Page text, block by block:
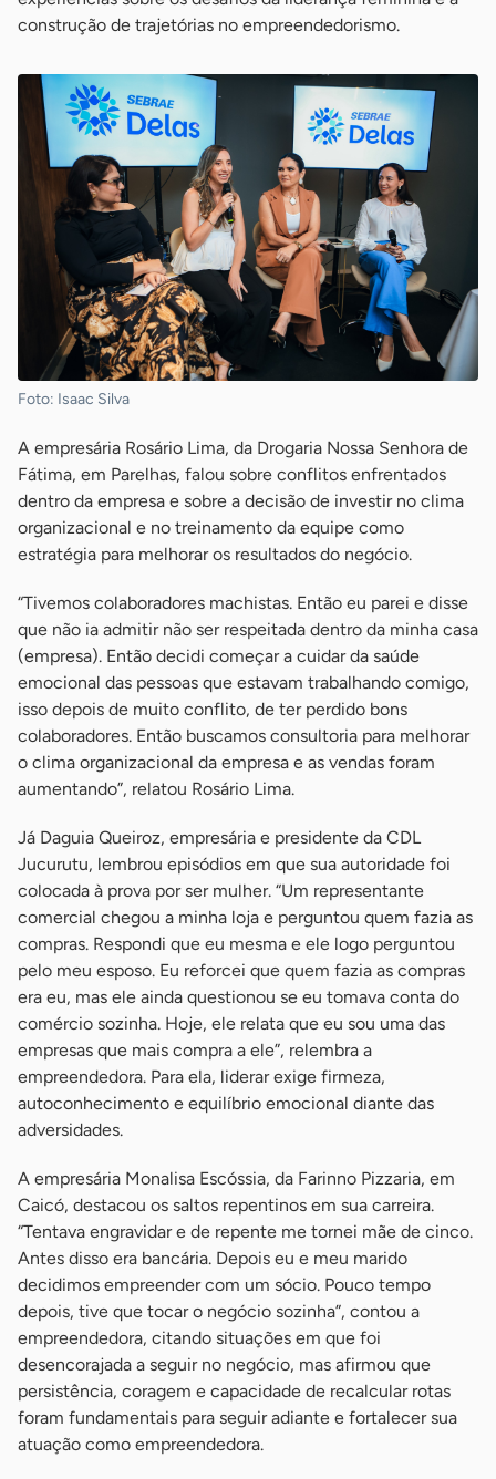
construção de trajetórias no empreendedorismo.
Foto: Isaac Silva
A empresária Rosário Lima, da Drogaria Nossa Senhora de
Fátima, em Parelhas, falou sobre conflitos enfrentados
dentro da empresa e sobre a decisão de investir no clima
organizacional e no treinamento da equipe como
estratégia para melhorar os resultados do negócio.
“Tivemos colaboradores machistas. Então eu parei e disse
que não ia admitir não ser respeitada dentro da minha casa
(empresa). Então decidi começar a cuidar da saúde
emocional das pessoas que estavam trabalhando comigo,
isso depois de muito conflito, de ter perdido bons
colaboradores. Então buscamos consultoria para melhorar
o clima organizacional da empresa e as vendas foram
aumentando”, relatou Rosário Lima.
Já Daguia Queiroz, empresária e presidente da CDL
Jucurutu, lembrou episódios em que sua autoridade foi
colocada à prova por ser mulher. “Um representante
comercial chegou a minha loja e perguntou quem fazia as
compras. Respondi que eu mesma e ele logo perguntou
pelo meu esposo. Eu reforcei que quem fazia as compras
era eu, mas ele ainda questionou se eu tomava conta do
comércio sozinha. Hoje, ele relata que eu sou uma das
empresas que mais compra a ele”, relembra a
empreendedora. Para ela, liderar exige firmeza,
autoconhecimento e equilíbrio emocional diante das
adversidades.
A empresária Monalisa Escóssia, da Farinno Pizzaria, em
Caicó, destacou os saltos repentinos em sua carreira.
“Tentava engravidar e de repente me tornei mãe de cinco.
Antes disso era bancária. Depois eu e meu marido
decidimos empreender com um sócio. Pouco tempo
depois, tive que tocar o negócio sozinha”, contou a
empreendedora, citando situações em que foi
desencorajada a seguir no negócio, mas afirmou que
persistência, coragem e capacidade de recalcular rotas
foram fundamentais para seguir adiante e fortalecer sua
atuação como empreendedora.